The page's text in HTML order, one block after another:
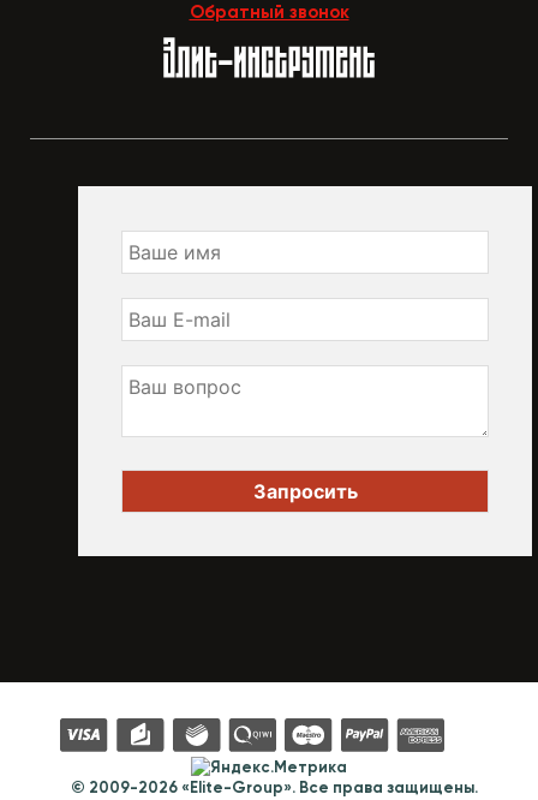
Обратный звонок
© 2009-2026 «Elite-Group». Все права защищены.